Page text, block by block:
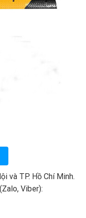
và TP. Hồ Chí Minh.
Viber):